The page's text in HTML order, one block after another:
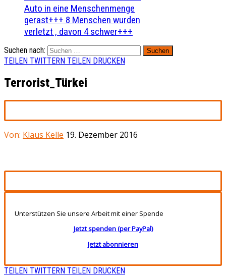
Auto in eine Menschenmenge
gerast+++ 8 Menschen wurden
verletzt , davon 4 schwer+++
Suchen nach:
TEILEN TWITTERN TEILEN DRUCKEN
Terrorist_Türkei
Von: Klaus Kelle 19. Dezember 2016
Unterstützen Sie unsere Arbeit mit einer Spende
Jetzt spenden (per PayPal)
Jetzt abonnieren
TEILEN TWITTERN TEILEN DRUCKEN